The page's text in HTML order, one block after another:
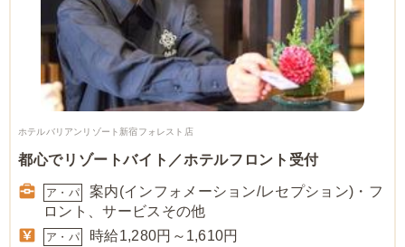
ホテルバリアンリゾート新宿フォレスト店
都心でリゾートバイト／ホテルフロント受付
ア・パ
案内(インフォメーション/レセプション)・フ
ロント、サービスその他
ア・パ 時給1,280円～1,610円